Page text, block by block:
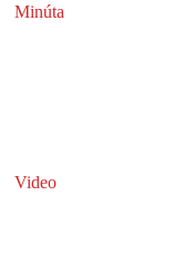
Minúta
Video